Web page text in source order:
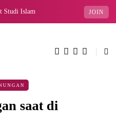
Studi Islam JOIN
saat di